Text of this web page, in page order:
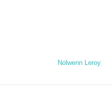
Nolwenn Leroy